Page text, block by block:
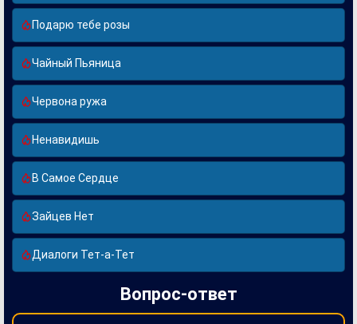
Подарю тебе розы
Чайный Пьяница
Червона ружа
Ненавидишь
В Самое Сердце
Зайцев Нет
Диалоги Тет-а-Тет
Вопрос-ответ